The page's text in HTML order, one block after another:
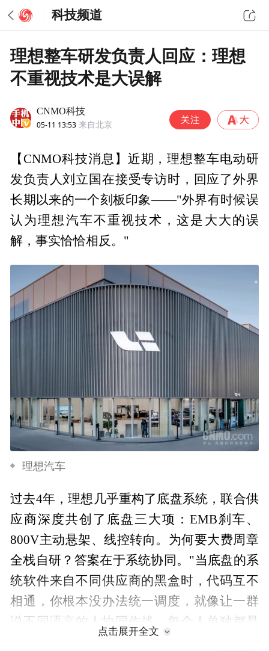
科技频道
理想整车研发负责人回应：理想
不重视技术是大误解
CNMO科技
05-11 13:53 来自北京
【CNMO科技消息】近期，理想整车电动研
发负责人刘立国在接受专访时，回应了外界
长期以来的一个刻板印象——"外界有时候误
认为理想汽车不重视技术，这是大大的误
解，事实恰恰相反。"
理想汽车
过去4年，理想几乎重构了底盘系统，联合供
应商深度共创了底盘三大项：EMB刹车、
800V主动悬架、线控转向。为何要大费周章
全栈自研？答案在于系统协同。"当底盘的系
统软件来自不同供应商的黑盒时，代码互不
相通，你根本没办法统一调度，就像让一群
说不同语言的人协同作战，每个人单独都是
点击展开全文